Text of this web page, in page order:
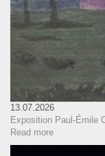
13.07.2026
Exposition Paul-Émile
Read more